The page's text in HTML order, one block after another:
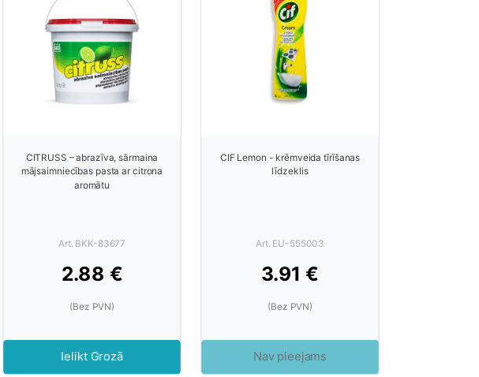
CITRUSS – abrazīva, sārmaina
mājsaimniecības pasta ar citrona
aromātu
Art. BKK-83677
2.88 €
(Bez PVN)
Ielikt Grozā
CIF Lemon - krēmveida tīrīšanas
līdzeklis
Art. EU-555003
3.91 €
(Bez PVN)
Nav pieejams